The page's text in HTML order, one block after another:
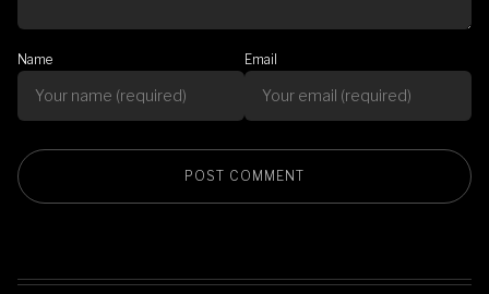
Name Email